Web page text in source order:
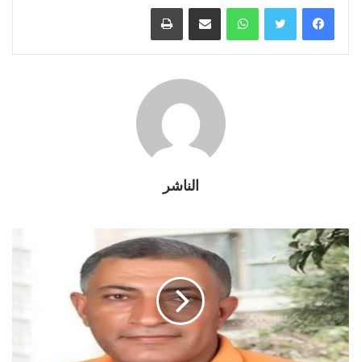
واتساب مشاركة عبر البريد طباعة
الناشر